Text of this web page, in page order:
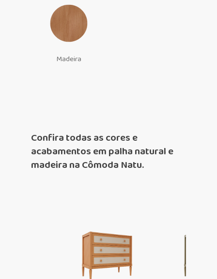
Madeira
Confira todas as cores e
acabamentos em palha natural e
madeira na Cômoda Natu.